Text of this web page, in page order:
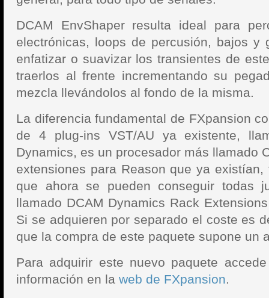
DCAM EnvShaper resulta ideal para
electrónicas, loops de percusión, bajos y
enfatizar o suavizar los transientes de
traerlos al frente incrementando su
mezcla llevándolos al fondo de la misma.
La diferencia fundamental de FXpansion
de 4 plug-ins VST/AU ya existente,
Dynamics, es un procesador más llamado
extensiones para Reason que ya
que ahora se pueden conseguir todas
llamado DCAM Dynamics Rack
Si se adquieren por separado el coste es
que la compra de este paquete supone un
Para adquirir este nuevo paquete
información en la web de FXpansion.